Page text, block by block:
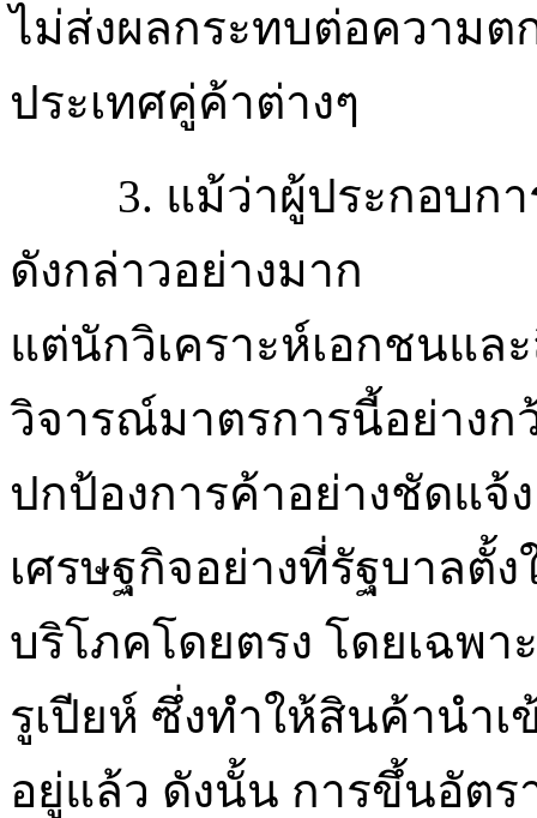
ไม่ส่งผลกระทบต่อความต
ประเทศคู่ค้าต่างๆ
3. แม้ว่าผู้ประกอบก
ดังกล่าวอย่างมาก
แต่นักวิเคราะห์เอกชนแ
วิจารณ์มาตรการนี้อย่างก
ปกป้องการค้าอย่างชัดแจ้
เศรษฐกิจอย่างที่รัฐบาลตั้
บริโภคโดยตรง โดยเฉพา
รูเปียห์ ซึ่งทำให้สินค้านำ
อยู่แล้ว ดังนั้น การขึ้นอัตร